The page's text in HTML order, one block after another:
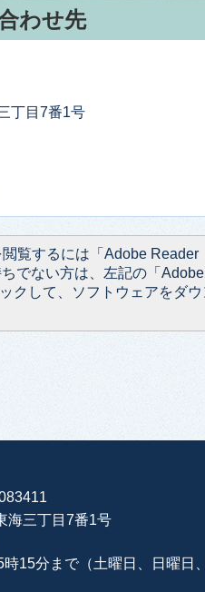
わせ先
丁目7番1号
覧するには「Adobe Reader
でない方は、左記の「
クして、ソフトウェアをダ
海三丁目7番1号
15分まで（土曜日、日曜日